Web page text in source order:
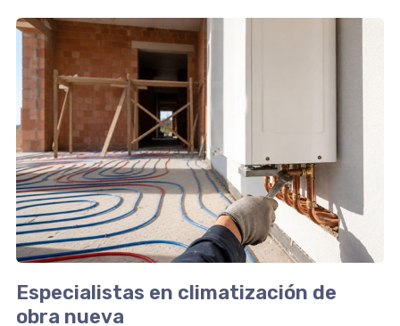
Especialistas en climatización de
obra nueva